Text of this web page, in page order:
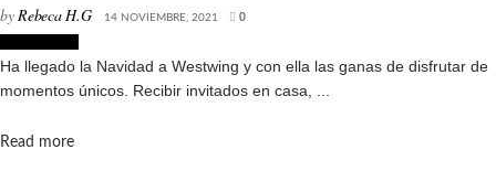
byRebeca H.G 14 NOVIEMBRE, 2021 0
Ha llegado la Navidad a Westwing y con ella las ganas de disfrutar de
momentos únicos. Recibir invitados en casa, ...
Read moreDetails